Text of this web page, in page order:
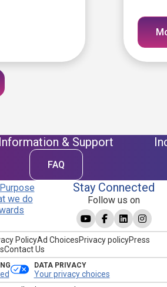
Information & Support
FAQ
we do
Stay Connected
Follow us on
PolicyAd ChoicesPrivacy policyPress
Contact Us
DATA PRIVACY
Your privacy choices